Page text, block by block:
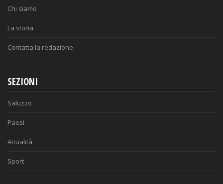
Chi siamo
La storia
Contatta la redazione
SEZIONI
Saluzzo
Paesi
Attualità
Sport